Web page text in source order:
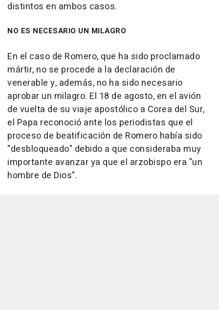
distintos en ambos casos.
NO ES NECESARIO UN MILAGRO
En el caso de Romero, que ha sido proclamado
mártir, no se procede a la declaración de
venerable y, además, no ha sido necesario
aprobar un milagro. El 18 de agosto, en el avión
de vuelta de su viaje apostólico a Corea del Sur,
el Papa reconoció ante los periodistas que el
proceso de beatificación de Romero había sido
"desbloqueado" debido a que consideraba muy
importante avanzar ya que el arzobispo era "un
hombre de Dios".